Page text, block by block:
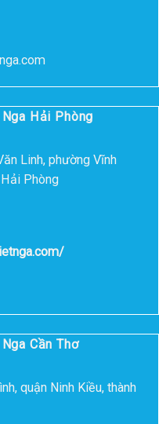
Hải Phòng
Linh, phường Vĩnh
Phòng
Cần Thơ
quận Ninh Kiều, thành